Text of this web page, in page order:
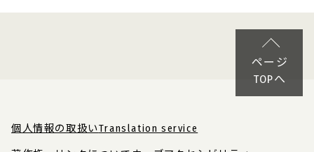
ページ
TOPへ
個人情報の取扱いTranslation service